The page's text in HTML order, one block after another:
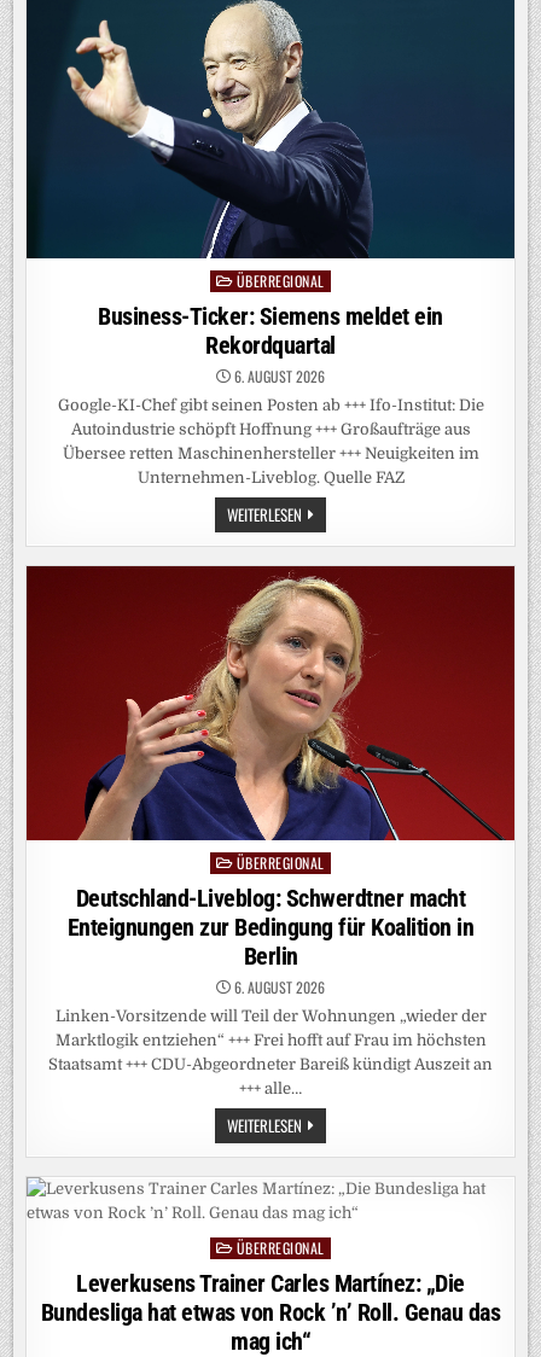
WILL
MIT
UNICREDIT
IHRE
ZUKUNFT
GESTALTEN
Posted
in
ÜBERREGIONAL
Business-Ticker: Siemens meldet ein
Rekordquartal
6. AUGUST 2026
Google-KI-Chef gibt seinen Posten ab +++ Ifo-Institut: Die
Autoindustrie schöpft Hoffnung +++ Großaufträge aus
Übersee retten Maschinenhersteller +++ Neuigkeiten im
Unternehmen-Liveblog. Quelle FAZ
WEITERLESEN BUSINESS-
TICKER:
SIEMENS
EIN
REKORDQUARTAL
Posted
in
ÜBERREGIONAL
Deutschland-Liveblog: Schwerdtner macht
Enteignungen zur Bedingung für Koalition in
Berlin
6. AUGUST 2026
Linken-Vorsitzende will Teil der Wohnungen „wieder der
Marktlogik entziehen“ +++ Frei hofft auf Frau im höchsten
Staatsamt +++ CDU-Abgeordneter Bareiß kündigt Auszeit an
+++ alle…
WEITERLESEN DEUTSCHLAND-
LIVEBLOG:
SCHWERDTNER
ENTEIGNUNGEN
ZUR
BEDINGUNG
FÜR
KOALITION
IN
BERLIN
Posted
in
ÜBERREGIONAL
Leverkusens Trainer Carles Martínez: „Die
Bundesliga hat etwas von Rock ’n’ Roll. Genau das
mag ich“